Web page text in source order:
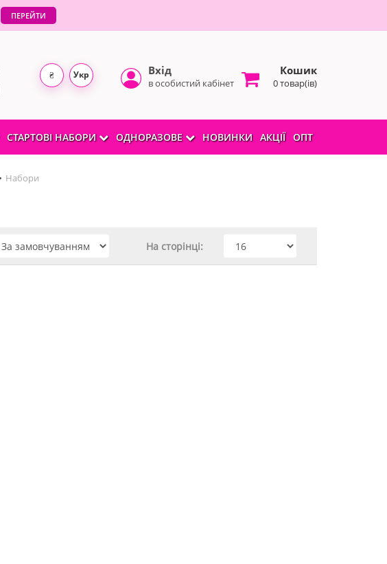
ПЕРЕЙТИ
₴ Укр Вхід
в особистий кабінет
Кошик
0 товар(ів)
СТАРТОВІ НАБОРИ ОДНОРАЗОВЕ НОВИНКИ АКЦІЇ ОПТ
Набори
На сторінці: